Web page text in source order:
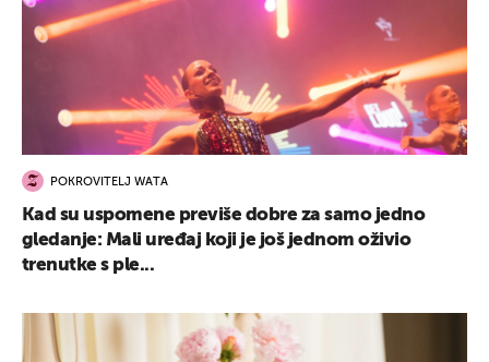
POKROVITELJ WATA
Kad su uspomene previše dobre za samo jedno
gledanje: Mali uređaj koji je još jednom oživio
trenutke s ple...